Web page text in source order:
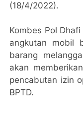
(18/4/2022).
Kombes Pol
angkutan mobil
barang
akan
pencabutan izin
BPTD.